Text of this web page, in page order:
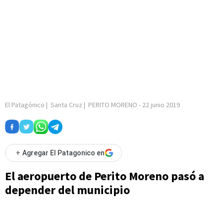
El Patagónico | Santa Cruz | PERITO MORENO - 22 junio 2019
+ Agregar El Patagonico en
El aeropuerto de Perito Moreno pasó a
depender del municipio